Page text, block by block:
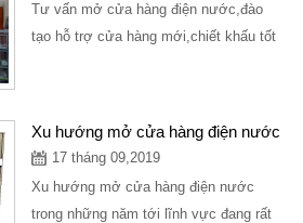
Tư vấn mở cửa hàng điện nước,đào
tạo hỗ trợ cửa hàng mới,chiết khấu tốt
Xu hướng mở cửa hàng điện nước
17 tháng 09,2019
Xu hướng mở cửa hàng điện nước
trong những năm tới lĩnh vực đang rất